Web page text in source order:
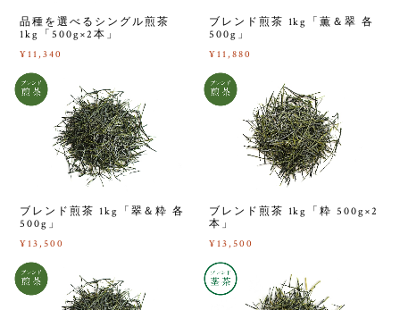
品種を選べるシングル煎茶
1kg「500g×2本」
¥11,340
ブレンド煎茶 1kg「薫＆翠 各
500g」
¥11,880
ブレンド煎茶 1kg「翠＆粋 各
500g」
¥13,500
ブレンド煎茶 1kg「粋 500g×2
本」
¥13,500